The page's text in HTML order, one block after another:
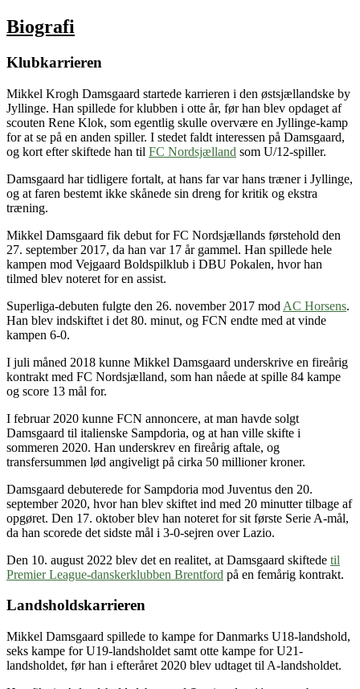
Biografi
Klubkarrieren
Mikkel Krogh Damsgaard startede karrieren i den østsjællandske by
Jyllinge. Han spillede for klubben i otte år, før han blev opdaget af
scouten Rene Klok, som egentlig skulle overvære en Jyllinge-kamp
for at se på en anden spiller. I stedet faldt interessen på Damsgaard,
og kort efter skiftede han til FC Nordsjælland som U/12-spiller.
Damsgaard har tidligere fortalt, at hans far var hans træner i Jyllinge,
og at faren bestemt ikke skånede sin dreng for kritik og ekstra
træning.
Mikkel Damsgaard fik debut for FC Nordsjællands førstehold den
27. september 2017, da han var 17 år gammel. Han spillede hele
kampen mod Vejgaard Boldspilklub i DBU Pokalen, hvor han
tilmed blev noteret for en assist.
Superliga-debuten fulgte den 26. november 2017 mod AC Horsens.
Han blev indskiftet i det 80. minut, og FCN endte med at vinde
kampen 6-0.
I juli måned 2018 kunne Mikkel Damsgaard underskrive en fireårig
kontrakt med FC Nordsjælland, som han nåede at spille 84 kampe
og score 13 mål for.
I februar 2020 kunne FCN annoncere, at man havde solgt
Damsgaard til italienske Sampdoria, og at han ville skifte i
sommeren 2020. Han underskrev en fireårig aftale, og
transfersummen lød angiveligt på cirka 50 millioner kroner.
Damsgaard debuterede for Sampdoria mod Juventus den 20.
september 2020, hvor han blev skiftet ind med 20 minutter tilbage af
opgøret. Den 17. oktober blev han noteret for sit første Serie A-mål,
da han scorede det sidste mål i 3-0-sejren over Lazio.
Den 10. august 2022 blev det en realitet, at Damsgaard skiftede til
Premier League-danskerklubben Brentford på en femårig kontrakt.
Landsholdskarrieren
Mikkel Damsgaard spillede to kampe for Danmarks U18-landshold,
seks kampe for U19-landsholdet samt otte kampe for U21-
landsholdet, før han i efteråret 2020 blev udtaget til A-landsholdet.